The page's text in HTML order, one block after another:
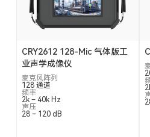
CRY2612 128-Mic 气体版工
业声学成像仪
麦克风阵列
128 通道
频率
2k – 40k Hz
声压
28 – 120 dB